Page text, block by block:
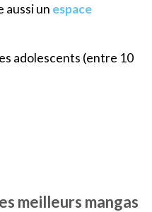
aussi un espace
adolescents (entre 10
meilleurs mangas